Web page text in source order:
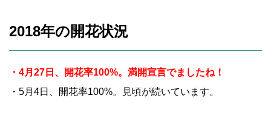
2018年の開花状況
・4月27日、開花率100%。満開宣言でましたね！
・5月4日、開花率100%。見頃が続いています。